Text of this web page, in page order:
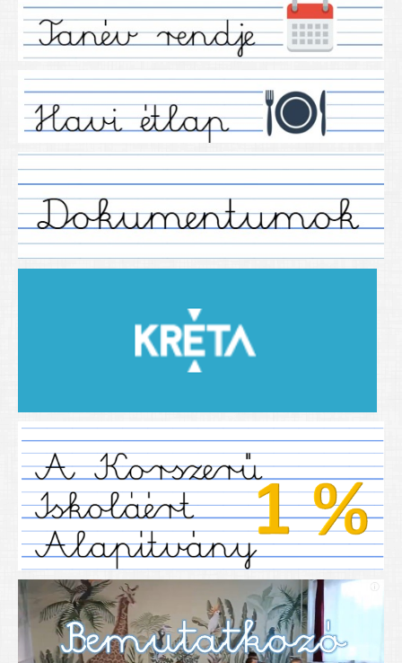
Tanáraink
Tanéveink
Régebbi tanéveink
2021/2022 tanév
2013/2014. tanév
2014/2015. tanév
2015/2016. tanév
2016/2017 tanév
2018/2019 tanév
2019/2020-as tanév
Pályázataink
SIHU
EFOP 325
TÁMOP
TIOP
Határtalanul
Névadónk